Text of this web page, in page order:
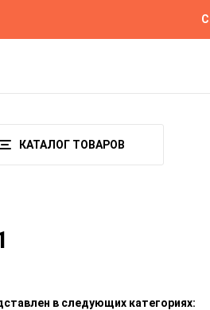
Оплата и доставка
КАТАЛОГ ТОВАРОВ
в следующих категориях: